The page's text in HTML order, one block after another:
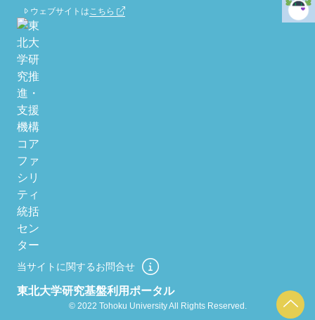
東北大学研究基盤利用ポータル
当サイトに関するお問合せ
ウェブサイトはこちら
© 2022 Tohoku University All Rights Reserved.